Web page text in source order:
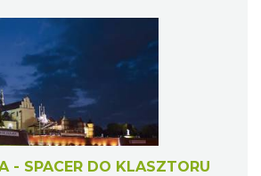
- SPACER DO KLASZTORU